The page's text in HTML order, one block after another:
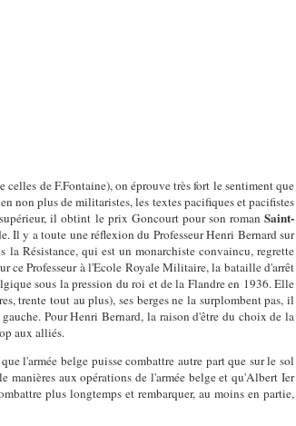
de F.Fontaine), on éprouve très fort le sentiment que
non plus de militaristes, les textes pacifiques et pacifistes
il obtint le prix Goncourt pour son roman Saint-
Il y a toute une réflexion du Professeur Henri Bernard sur
Résistance, qui est un monarchiste convaincu, regrette
ce Professeur à l'Ecole Royale Militaire, la bataille d'arrêt
sous la pression du roi et de la Flandre en 1936. Elle
trente tout au plus), ses berges ne la surplombent pas, il
Pour Henri Bernard, la raison d'être du choix de la
aux alliés.
l'armée belge puisse combattre autre part que sur le sol
aux opérations de l'armée belge et qu'Albert Ier
plus longtemps et rembarquer, au moins en partie,